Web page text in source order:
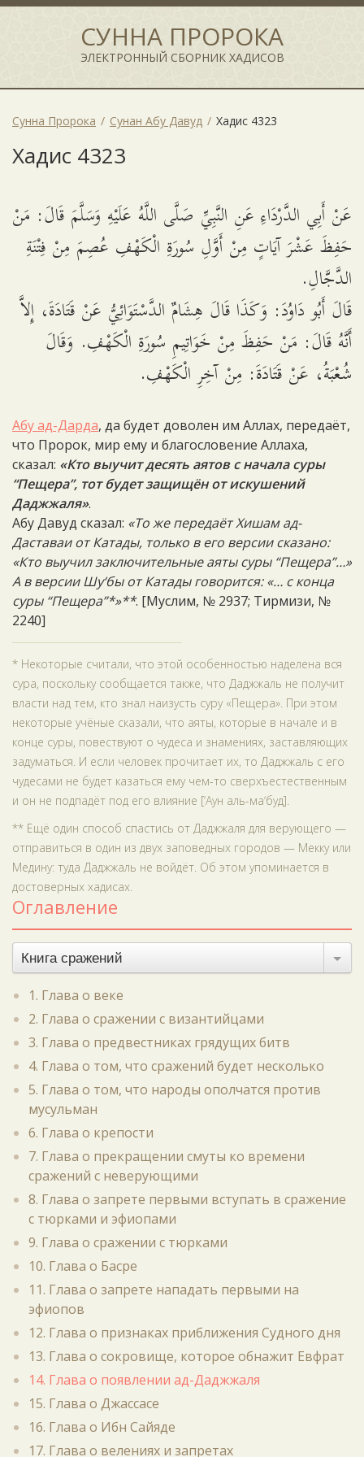
СУННА ПРОРОКА
ЭЛЕКТРОННЫЙ СБОРНИК ХАДИСОВ
Сунна Пророка Сунан Абу Давуд Хадис 4323
Хадис 4323
عَنْ أَبِي الدَّرْدَاءِ عَنِ النَّبِيِّ صَلَّى اللَّهُ عَلَيْهِ وَسَلَّمَ قَالَ: مَنْ
حَفِظَ عَشْرَ آيَاتٍ مِنْ أَوَّلِ سُورَةِ الْكَهْفِ عُصِمَ مِنْ فِتْنَةِ
الدَّجَّالِ.
قَالَ أَبُو دَاوُدَ: وَكَذَا قَالَ هِشَامٌ الدَّسْتَوَائِيُّ عَنْ قَتَادَةَ، إِلاَّ
أَنَّهُ قَالَ: مَنْ حَفِظَ مِنْ خَوَاتِيمِ سُورَةِ الْكَهْفِ. وَقَالَ
شُعْبَةُ، عَنْ قَتَادَةَ: مِنْ آخِرِ الْكَهْفِ.
Абу ад-Дарда, да будет доволен им Аллах, передаёт,
что Пророк, мир ему и благословение Аллаха,
сказал: «Кто выучит десять аятов с начала суры
“Пещера”, тот будет защищён от искушений
Даджжаля».
Абу Давуд сказал: «То же передаёт Хишам ад-
Даставаи от Катады, только в его версии сказано:
«Кто выучил заключительные аяты суры “Пещера”…»
А в версии Шу‘бы от Катады говорится: «… с конца
суры “Пещера”*»**. [Муслим, № 2937; Тирмизи, №
2240]
* Некоторые считали, что этой особенностью наделена вся
сура, поскольку сообщается также, что Даджжаль не получит
власти над тем, кто знал наизусть суру «Пещера». При этом
некоторые учёные сказали, что аяты, которые в начале и в
конце суры, повествуют о чудеса и знамениях, заставляющих
задуматься. И если человек прочитает их, то Даджжаль с его
чудесами не будет казаться ему чем-то сверхъестественным
и он не подпадёт под его влияние [‘Аун аль-ма‘буд].
** Ещё один способ спастись от Даджжаля для верующего —
отправиться в один из двух заповедных городов — Мекку или
Медину: туда Даджжаль не войдёт. Об этом упоминается в
достоверных хадисах.
Оглавление
Книга сражений
1. Глава о веке
2. Глава о сражении с византийцами
3. Глава о предвестниках грядущих битв
4. Глава о том, что сражений будет несколько
5. Глава о том, что народы ополчатся против
мусульман
6. Глава о крепости
7. Глава о прекращении смуты ко времени
сражений с неверующими
8. Глава о запрете первыми вступать в сражение
с тюрками и эфиопами
9. Глава о сражении с тюрками
10. Глава о Басре
11. Глава о запрете нападать первыми на
эфиопов
12. Глава о признаках приближения Судного дня
13. Глава о сокровище, которое обнажит Евфрат
14. Глава о появлении ад-Даджжаля
15. Глава о Джассасе
16. Глава о Ибн Сайяде
17. Глава о велениях и запретах